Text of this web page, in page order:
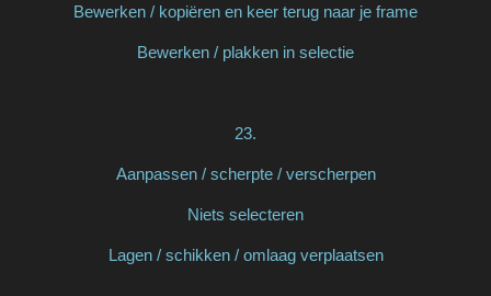
Bewerken / kopiëren en keer terug naar je frame
Bewerken / plakken in selectie
23.
Aanpassen / scherpte / verscherpen
Niets selecteren
Lagen / schikken / omlaag verplaatsen